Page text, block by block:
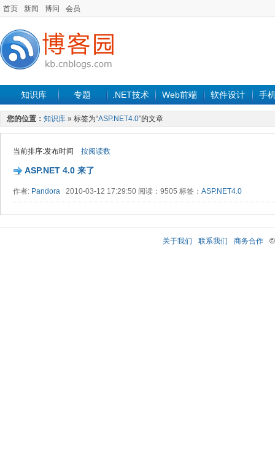
首页 新闻 博问 会员
知识库 专题 .NET技术 Web前端 软件设计 手
您的位置： 知识库 » 标签为“ASP.NET4.0”的文章
当前排序:发布时间 按阅读数
ASP.NET 4.0 来了
作者: Pandora 2010-03-12 17:29:50 阅读：9505 标签： ASP.NET4.0
关于我们 联系我们 商务合作